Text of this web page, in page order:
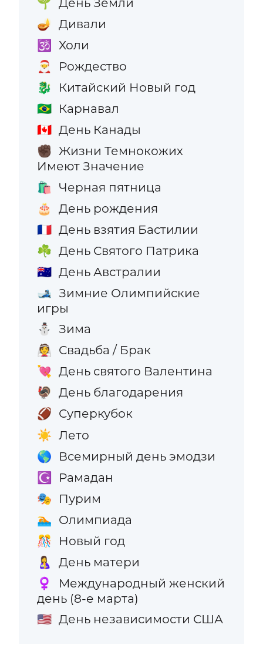
🪔 Дивали
🕉️ Холи
🎅 Рождество
🐉 Китайский Новый год
🇧🇷 Карнавал
🇨🇦 День Канады
✊🏿 Жизни Темнокожих
Имеют Значение
🛍️ Черная пятница
🎂 День рождения
🇫🇷 День взятия Бастилии
☘️ День Святого Патрика
🇦🇺 День Австралии
🎿 Зимние Олимпийские
игры
⛄ Зима
👰 Свадьба / Брак
💘 День святого Валентина
🦃 День благодарения
🏈 Суперкубок
☀️ Лето
🌎 Всемирный день эмодзи
☪️ Рамадан
🎭 Пурим
🏊 Олимпиада
🎊 Новый год
🤱 День матери
♀️
Международный женский
день (8-е марта)
🇺🇸 День независимости США